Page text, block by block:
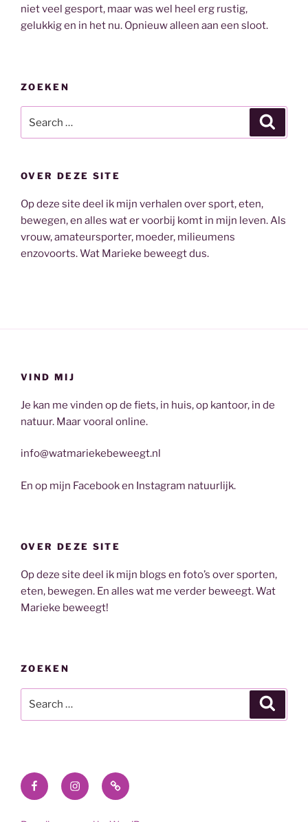
niet veel gesport, maar was wel heel erg rustig,
gelukkig en in het nu. Opnieuw alleen aan een sloot.
ZOEKEN
OVER DEZE SITE
Op deze site deel ik mijn verhalen over sport, eten,
bewegen, en alles wat er voorbij komt in mijn leven. Als
vrouw, amateursporter, moeder, milieumens
enzovoorts. Wat Marieke beweegt dus.
VIND MIJ
Je kan me vinden op de fiets, in huis, op kantoor, in de
natuur. Maar vooral online.
info@watmariekebeweegt.nl
En op mijn Facebook en Instagram natuurlijk.
OVER DEZE SITE
Op deze site deel ik mijn blogs en foto’s over sporten,
eten, bewegen. En alles wat me verder beweegt. Wat
Marieke beweegt!
ZOEKEN
FacebookInstagram
E-
mail